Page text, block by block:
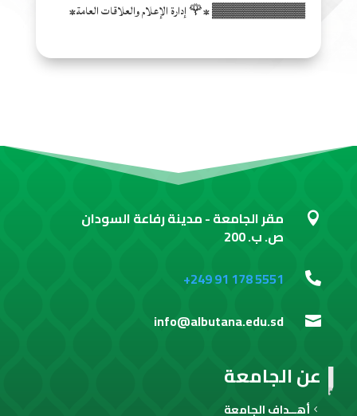
▓▓▓▓▓▓▓▓▓ *🌹 إدارة الإعلام والعلاقات العامة*
عن الجامعة
أهــداف الجامعة
 مقر الجامعة - مدينة رفاعة السودان
ص. ب. 200

+249 91 178 5551

info@albutana.edu.sd